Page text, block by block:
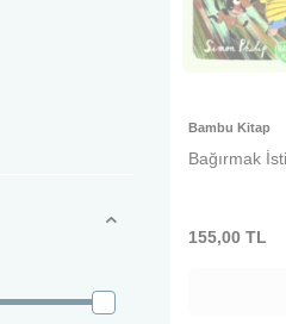
Bambu Kitap
Bağırmak
155,00 TL